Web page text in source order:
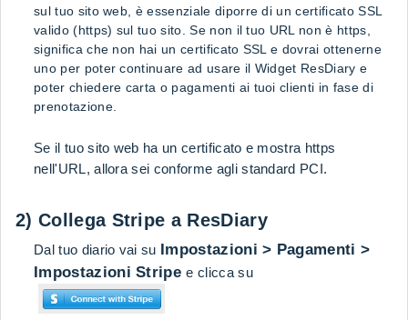
sul tuo sito web, è essenziale diporre di un certificato SSL
valido (https) sul tuo sito. Se non il tuo URL non è https,
significa che non hai un certificato SSL e dovrai ottenerne
uno per poter continuare ad usare il Widget ResDiary e
poter chiedere carta o pagamenti ai tuoi clienti in fase di
prenotazione.
Se il tuo sito web ha un certificato e mostra https
nell'URL, allora sei conforme agli standard PCI.
2) Collega Stripe a ResDiary
Dal tuo diario vai su Impostazioni > Pagamenti >
Impostazioni Stripee clicca su